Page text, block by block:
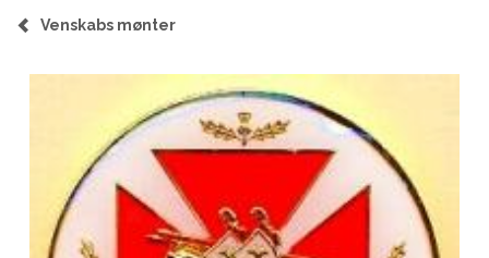
Venskabs mønter